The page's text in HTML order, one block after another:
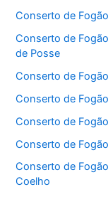
Conserto de
Conserto de
de Posse
Conserto de
Conserto de
Conserto de
Conserto de
Conserto de
Coelho